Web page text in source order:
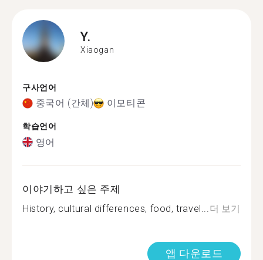
Y.
Xiaogan
구사언어
중국어 (간체) 이모티콘
학습언어
영어
이야기하고 싶은 주제
History, cultural differences, food, travel... 더 보기
앱 다운로드